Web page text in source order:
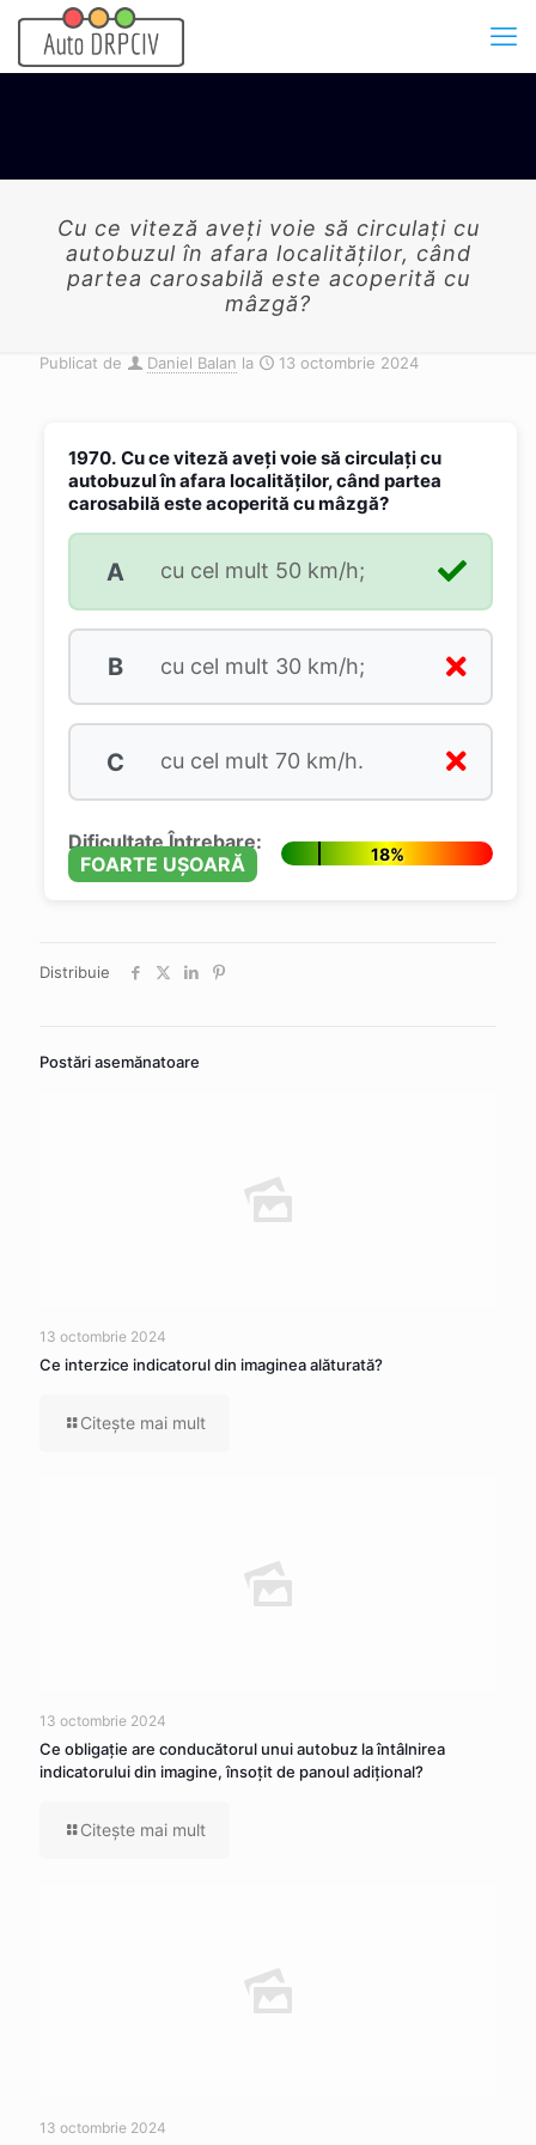
Cu ce viteză aveţi voie să circulaţi cu
autobuzul în afara localităţilor, când
partea carosabilă este acoperită cu
mâzgă?
Publicat de Daniel Balan la 13 octombrie 2024
1970. Cu ce viteză aveţi voie să circulaţi cu
autobuzul în afara localităţilor, când partea
carosabilă este acoperită cu mâzgă?
A cu cel mult 50 km/h;
B cu cel mult 30 km/h;
C cu cel mult 70 km/h.
Dificultate Întrebare:
FOARTE UȘOARĂ
18%
Distribuie
Postări asemănatoare
13 octombrie 2024
Ce interzice indicatorul din imaginea alăturată?
Citeşte mai mult
13 octombrie 2024
Ce obligaţie are conducătorul unui autobuz la întâlnirea
indicatorului din imagine, însoţit de panoul adiţional?
Citeşte mai mult
13 octombrie 2024